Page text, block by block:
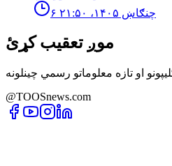
۶ چنګاښ ۱۴۰۵، ۲۱:۵۰
موږ تعقیب کړئ
@TOOSnews.com